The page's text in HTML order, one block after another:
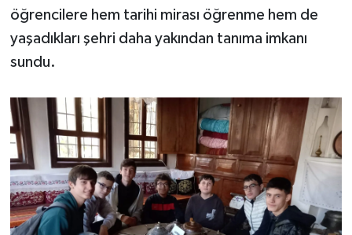
öğrencilere hem tarihi mirası öğrenme hem de
yaşadıkları şehri daha yakından tanıma imkanı
sundu.